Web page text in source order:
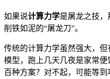
如果说计算力学是屠龙之技，
削铁如泥的“屠龙刀”。
传统的计算力学虽然强大，但
模型，跑上几天几夜是家常
百种方案？对不起，可能等